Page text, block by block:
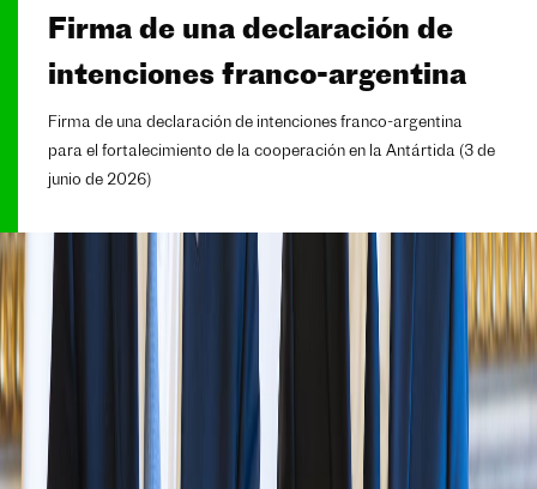
Firma de una declaración de
intenciones franco-argentina
Firma de una declaración de intenciones franco-argentina
para el fortalecimiento de la cooperación en la Antártida (3 de
junio de 2026)
Presentación del libro “Hay un
solo amor”, de Santiago
Amigorena
En el marco del Festival de Cine Francés